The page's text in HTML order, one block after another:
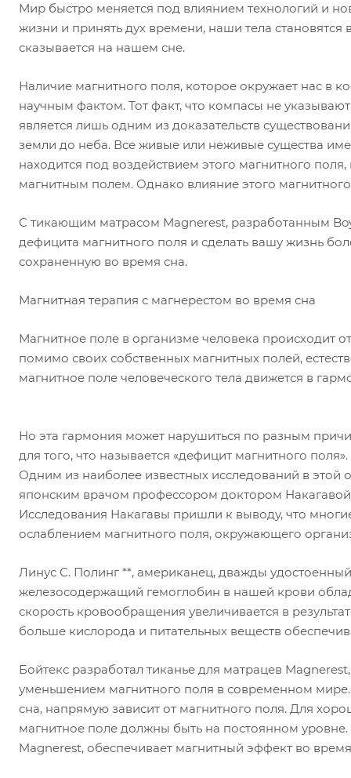
Мир быстро меняется под влиянием технологий и
жизни и принять дух времени, наши тела
сказывается на нашем сне.
Наличие магнитного поля, которое окружает нас в
научным фактом. Тот факт, что компасы не
является лишь одним из доказательств
земли до неба. Все живые или неживые существа
находится под воздействием этого магнитного
магнитным полем. Однако влияние этого
С тикающим матрасом Magnerest, разработанным
дефицита магнитного поля и сделать вашу жизнь
сохраненную во время сна.
Магнитная терапия с магнерестом во время сна
Магнитное поле в организме человека происходит
помимо своих собственных магнитных полей,
магнитное поле человеческого тела движется в
Но эта гармония может нарушиться по разным
для того, что называется «дефицит магнитного поля».
Одним из наиболее известных исследований в этой
японским врачом профессором доктором
Исследования Накагавы пришли к выводу, что
ослаблением магнитного поля, окружающего
Линус С. Полинг **, американец, дважды
железосодержащий гемоглобин в нашей крови
скорость кровообращения увеличивается в
больше кислорода и питательных веществ
Бойтекс разработал тиканье для матрацев
уменьшением магнитного поля в современном
сна, напрямую зависит от магнитного поля. Для
магнитное поле должны быть на постоянном
Magnerest, обеспечивает магнитный эффект во